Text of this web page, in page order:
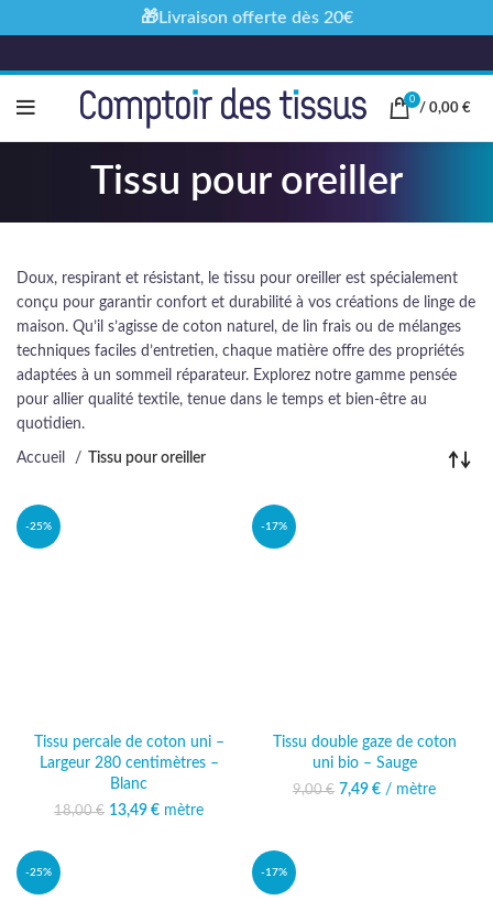
0
/ 0,00 €
Tissu pour oreiller
Doux, respirant et résistant, le tissu pour oreiller est spécialement
conçu pour garantir confort et durabilité à vos créations de linge de
maison. Qu’il s’agisse de coton naturel, de lin frais ou de mélanges
techniques faciles d’entretien, chaque matière offre des propriétés
adaptées à un sommeil réparateur. Explorez notre gamme pensée
pour allier qualité textile, tenue dans le temps et bien-être au
quotidien.
Accueil Tissu pour oreiller
-25%
Tissu percale de coton uni –
Largeur 280 centimètres –
Blanc
18,00€ Le prix initial était :
13,49 €
Le prix
mètre
-17%
Tissu double gaze de coton
uni bio – Sauge
9,00€
Le prix initial était :
7,49 € Le prix actuel
/ mètre
-25% -17%
🎁Livraison offerte dès 20€